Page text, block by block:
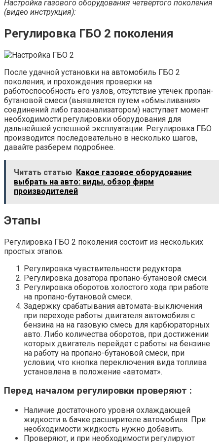
Настройка газового оборудования четвёртого поколения
(видео инструкция):
Регулировка ГБО 2 поколения
После удачной установки на автомобиль ГБО 2
поколения, и прохождения проверки на
работоспособность его узлов, отсутствие утечек пропан-
бутановой смеси (выявляется путем «обмыливания»
соединений либо газоанализатором) наступает момент
необходимости регулировки оборудования для
дальнейшей успешной эксплуатации. Регулировка ГБО
производится последовательно в несколько шагов,
давайте разберем подробнее.
Читать статью Какое газовое оборудование
выбрать на авто: виды, обзор фирм
производителей
Этапы
Регулировка ГБО 2 поколения состоит из нескольких
простых этапов:
Регулировка чувствительности редуктора.
Регулировка дозатора пропано-бутановой смеси.
Регулировка оборотов холостого хода при работе
на пропано-бутановой смеси.
Задержку срабатывания автомата-выключения
при переходе работы двигателя автомобиля с
бензина на на газовую смесь для карбюраторных
авто. Либо количества оборотов, при достижении
которых двигатель перейдет с работы на бензине
на работу на пропано-бутановой смеси, при
условии, что кнопка переключения вида топлива
установлена в положение «автомат».
Перед началом регулировки проверяют :
Наличие достаточного уровня охлаждающей
жидкости в бачке расширителе автомобиля. При
необходимости жидкость нужно добавить.
Проверяют, и при необходимости регулируют